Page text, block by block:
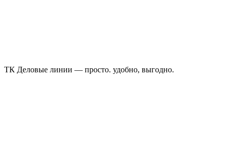
ТК Деловые линии — просто. удобно, выгодно.